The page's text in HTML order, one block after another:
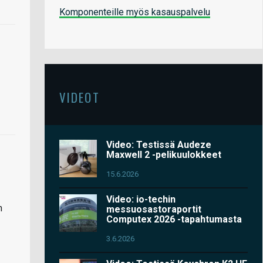
Komponenteille myös kasauspalvelu
VIDEOT
Video: Testissä Audeze
Maxwell 2 -pelikuulokkeet
15.6.2026
Video: io-techin
messuosastoraportit
Computex 2026 -tapahtumasta
3.6.2026